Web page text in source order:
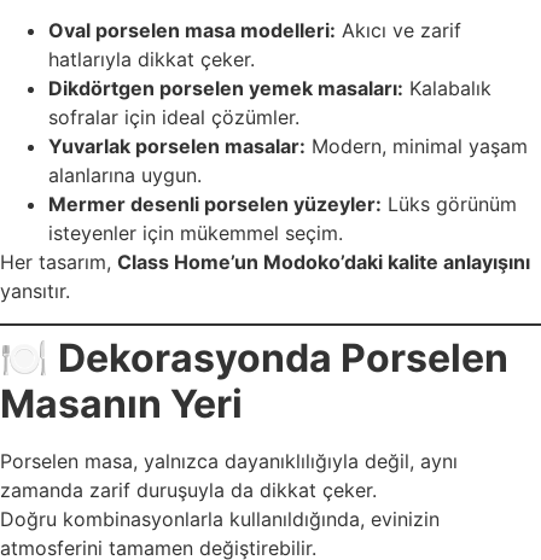
Oval porselen masa modelleri: Akıcı ve zarif
hatlarıyla dikkat çeker.
Dikdörtgen porselen yemek masaları: Kalabalık
sofralar için ideal çözümler.
Yuvarlak porselen masalar: Modern, minimal yaşam
alanlarına uygun.
Mermer desenli porselen yüzeyler: Lüks görünüm
isteyenler için mükemmel seçim.
Her tasarım, Class Home’un Modoko’daki kalite anlayışını
yansıtır.
🍽️ Dekorasyonda Porselen
Masanın Yeri
Porselen masa, yalnızca dayanıklılığıyla değil, aynı
zamanda zarif duruşuyla da dikkat çeker.
Doğru kombinasyonlarla kullanıldığında, evinizin
atmosferini tamamen değiştirebilir.